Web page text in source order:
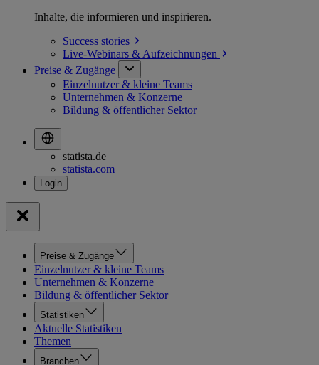
Inhalte, die informieren und inspirieren.
Success stories
Live-Webinars & Aufzeichnungen
Preise & Zugänge
Einzelnutzer & kleine Teams
Unternehmen & Konzerne
Bildung & öffentlicher Sektor
statista.de
statista.com
Preise & Zugänge
Einzelnutzer & kleine Teams
Unternehmen & Konzerne
Bildung & öffentlicher Sektor
Statistiken
Aktuelle Statistiken
Themen
Branchen